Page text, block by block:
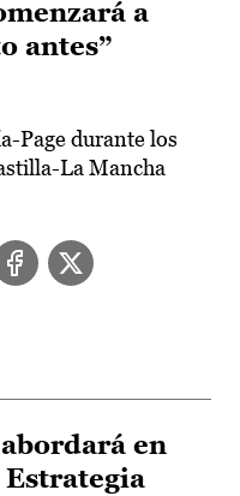
a
antes”
Page durante los
La Mancha
en